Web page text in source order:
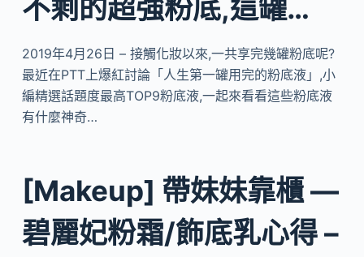
不剩的超強粉底,這罐…
2019年4月26日 – 接觸化妝以來,一共享完幾罐粉底呢?
最近在PTT上爆紅討論「人生第一罐用完的粉底液」,小
編精選話題度最高TOP9粉底液,一起來看看這些粉底液
有什麼神奇…
[Makeup] 帶妹妹靠櫃 —
碧麗妃粉霜/飾底乳心得 –